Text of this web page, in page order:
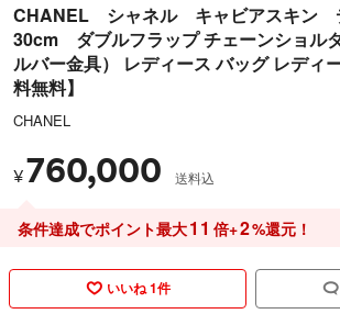
CHANEL シャネル キャビアスキン
30cm ダブルフラップ チェーンショル
ルバー金具） レディース バッグ レディ
料無料】
CHANEL
¥760,000 送料込
条件達成でポイント最大11 倍+2%還元！
いいね 1件